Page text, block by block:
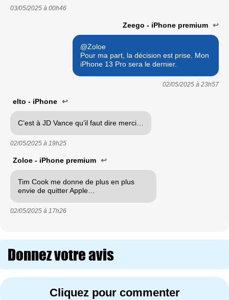
03/05/2025 à 00h46
Zeego - iPhone premium ↩
@Zoloe
Pour ma part, la décision est prise. Mon
iPhone 13 Pro sera le dernier.
02/05/2025 à 23h57
elto - iPhone ↩
C’est à JD Vance qu’il faut dire merci…
02/05/2025 à 19h25
Zoloe - iPhone premium ↩
Tim Cook me donne de plus en plus
envie de quitter Apple…
02/05/2025 à 17h26
Donnez votre avis
Cliquez pour commenter